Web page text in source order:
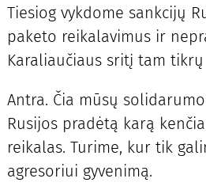
Tiesiog vykdome sankcijų
paketo reikalavimus ir
Karaliaučiaus sritį tam
Antra. Čia mūsų
Rusijos pradėtą karą
reikalas. Turime, kur tik
agresoriui gyvenimą.